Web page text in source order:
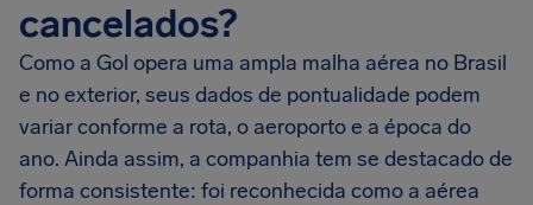
cancelados?
Como a Gol opera uma ampla malha aérea no Brasil
e no exterior, seus dados de pontualidade podem
variar conforme a rota, o aeroporto e a época do
ano. Ainda assim, a companhia tem se destacado de
forma consistente: foi reconhecida como a aérea